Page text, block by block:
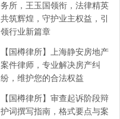
务所，王玉国领衔，法律精英
共筑辉煌，守护业主权益，引
领行业新篇章
【国樽律所】上海静安房地产
案件律师，专业解决房产纠
纷，维护您的合法权益
【国樽律所】审查起诉阶段辩
护词撰写指南，格式要点与案